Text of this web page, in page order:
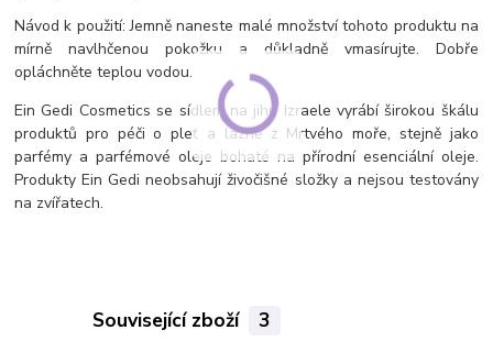
Návod k použití: Jemně naneste malé množství tohoto produktu na
mírně navlhčenou pokožku a důkladně vmasírujte. Dobře
opláchněte teplou vodou.
Ein Gedi Cosmetics se sídlem na jihu Izraele vyrábí širokou škálu
produktů pro péči o pleť a lázně z Mrtvého moře, stejně jako
parfémy a parfémové oleje bohaté na přírodní esenciální oleje.
Produkty Ein Gedi neobsahují živočišné složky a nejsou testovány
na zvířatech.
Související zboží 3